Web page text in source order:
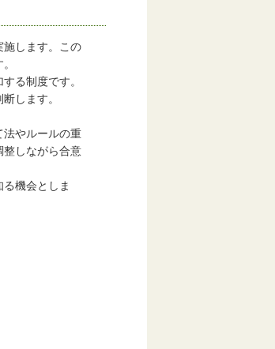
します。この
る制度です。
ます。
やルールの重
しながら合意
機会としま